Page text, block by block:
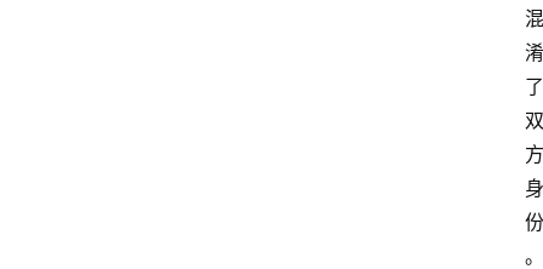
混
淆
了
双
方
身
份
。